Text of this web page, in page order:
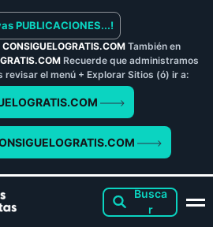
PUBLICACIONES...!
CONSIGUELOGRATIS.COMTambién en
Recuerde que administramos
el menú + Explorar Sitios (ó) ir a: